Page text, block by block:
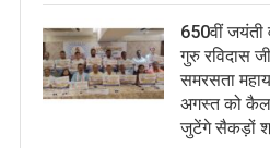
650वीं जयंती
गुरु रविदास
समरसता
अगस्त को
जुटेंगे सैकड़ों